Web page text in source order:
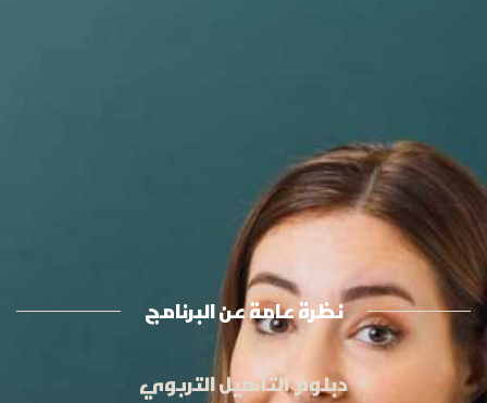
نظرة عامة عن البرنامج
دبلوم التأهيل التربوي